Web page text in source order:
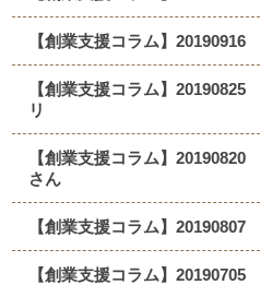
【創業支援コラム】
【創業支援コラム】
リ
【創業支援コラム】
さん
【創業支援コラム】
【創業支援コラム】